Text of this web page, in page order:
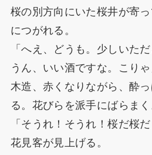
桜の別方向にいた桜井が寄
につがれる。
「へえ、どうも。少しいた
うん、いい酒ですな。こりゃ
木造、赤くなりながら、酔
る。花びらを派手にばらまく
「そうれ！そうれ！桜だ桜だ
花見客が見上げる。